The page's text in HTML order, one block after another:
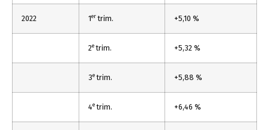
2022 1ertrim. +5,10 %
2etrim. +5,32 %
3etrim. +5,88 %
4etrim. +6,46 %